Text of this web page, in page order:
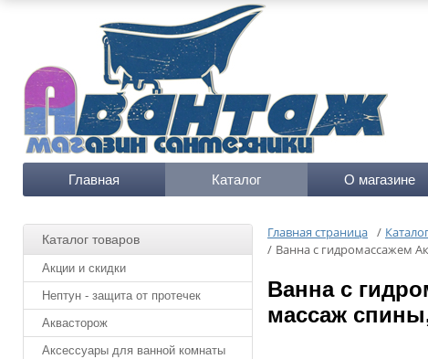
Главная Каталог О магазине
Каталог товаров
Акции и скидки
Нептун - защита от протечек
Аквасторож
Аксессуары для ванной комнаты
Главная страница /
/ Ванна с гидромассажем
Ванна с
массаж